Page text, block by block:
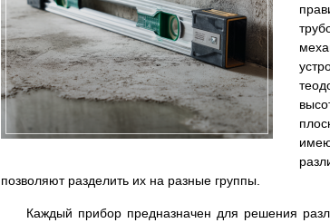
позволяют разделить их на разные группы.
Каждый прибор предназначен для решения